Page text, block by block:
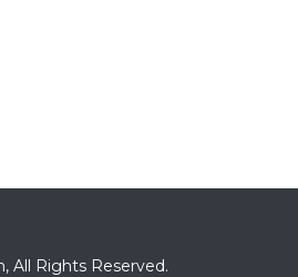
All Rights Reserved.